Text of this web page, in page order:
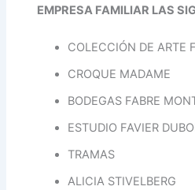
EMPRESA FAMILIAR LAS
COLECCIÓN DE ARTE
CROQUE MADAME
BODEGAS FABRE
ESTUDIO FAVIER
TRAMAS
ALICIA STIVELBERG